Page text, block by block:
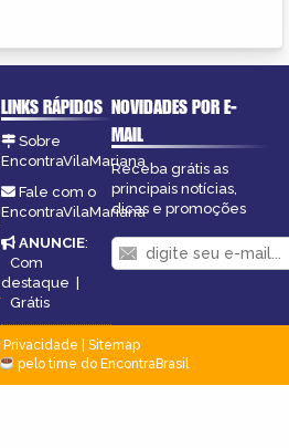
LINKS RÁPIDOS
Sobre
EncontraVilaMariana
Fale com o
EncontraVilaMariana
ANUNCIE:
Com
destaque |
Grátis
NOVIDADES POR E-
MAIL
Receba grátis as
principais notícias,
dicas e promoções
Privacidade
Sitemap
pelo time do EncontraBrasil